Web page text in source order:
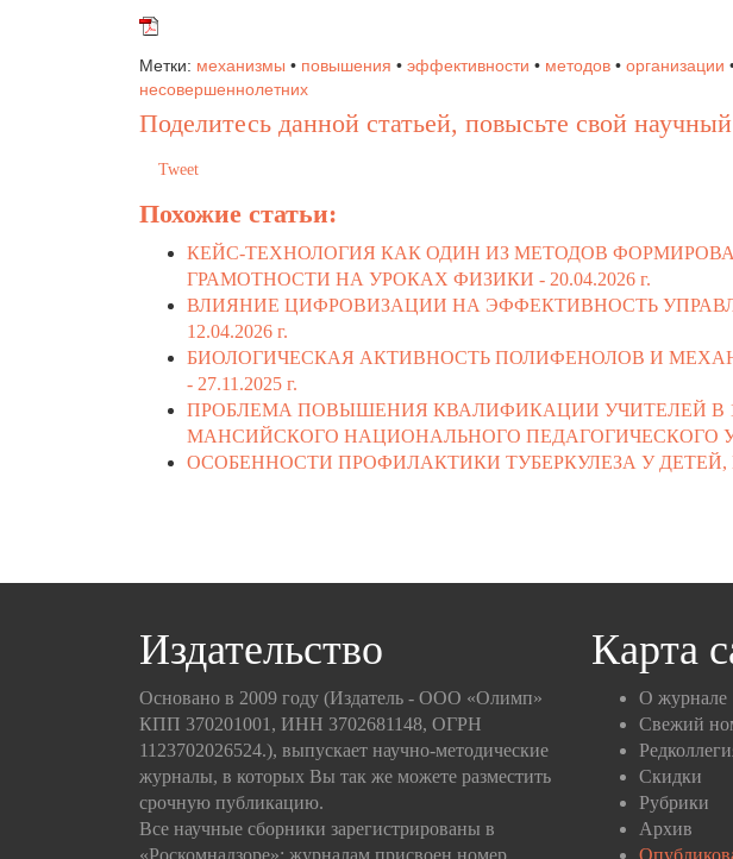
Метки: механизмы • повышения • эффективности • методов • организации
несовершеннолетних
Поделитесь данной статьей, повысьте свой
Tweet
Похожие статьи:
КЕЙС-ТЕХНОЛОГИЯ КАК ОДИН ИЗ МЕТОДОВ
ГРАМОТНОСТИ НА УРОКАХ ФИЗИКИ - 20.04.2026 г.
ВЛИЯНИЕ ЦИФРОВИЗАЦИИ НА ЭФФЕКТИВНОСТЬ
12.04.2026 г.
БИОЛОГИЧЕСКАЯ АКТИВНОСТЬ ПОЛИФЕНОЛОВ И
- 27.11.2025 г.
ПРОБЛЕМА ПОВЫШЕНИЯ КВАЛИФИКАЦИИ УЧИТЕЛЕЙ В
МАНСИЙСКОГО НАЦИОНАЛЬНОГО ПЕДАГОГИЧЕСКОГО
ОСОБЕННОСТИ ПРОФИЛАКТИКИ ТУБЕРКУЛЕЗА У
Издательство
Основано в 2009 году (Издатель - ООО «Олимп»
КПП 370201001, ИНН 3702681148, ОГРН
1123702026524.), выпускает научно-методические
журналы, в которых Вы так же можете разместить
срочную публикацию.
Все научные сборники зарегистрированы в
«Роскомнадзоре»; журналам присвоен номер
Карта
О журнале
Свежий
Скидки
Рубрики
Архив